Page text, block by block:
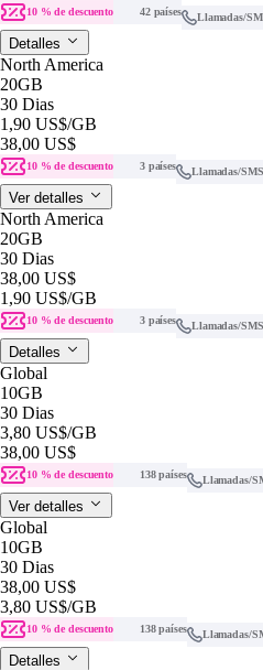
10 % de descuento 42 países Llamadas/
Detalles
North America
20GB
30 Dias
1,90 US$/GB
38,00 US$
10 % de descuento 3 países Llamadas/SMS
Ver detalles
North America
20GB
30 Dias
38,00 US$
1,90 US$/GB
10 % de descuento 3 países Llamadas/SMS
Detalles
Global
10GB
30 Dias
3,80 US$/GB
38,00 US$
10 % de descuento 138 países Llamadas/
Ver detalles
Global
10GB
30 Dias
38,00 US$
3,80 US$/GB
10 % de descuento 138 países Llamadas/
Detalles